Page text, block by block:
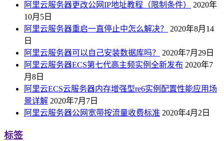
阿里云服务器更改公网IP地址教程（限制条件）
2020年
10月5日
阿里云服务器重启一直停止中怎么解决？
2020年8月14
日
阿里云服务器可以自己安装数据库吗？
2020年7月29日
阿里云服务器ECS第七代高主频实例全新发布 2020年7
月8日
阿里云ECS云服务器内存增强型re6实例配置性能应用场
景详解 2020年7月7日
阿里云服务器公网宽带按流量收费标准 2020年4月2日
标签